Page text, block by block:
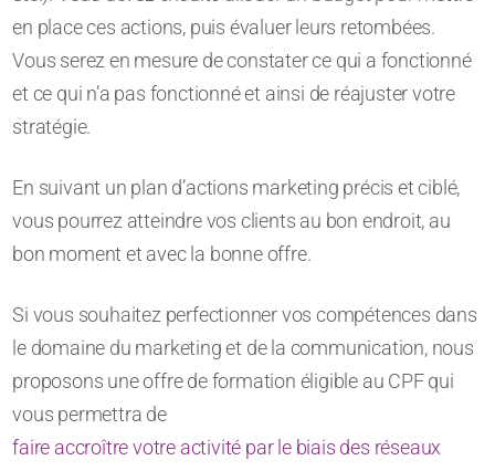
en place ces actions, puis évaluer leurs retombées.
Vous serez en mesure de constater ce qui a fonctionné
et ce qui n’a pas fonctionné et ainsi de réajuster votre
stratégie.
En suivant un plan d’actions marketing précis et ciblé,
vous pourrez atteindre vos clients au bon endroit, au
bon moment et avec la bonne offre.
Si vous souhaitez perfectionner vos compétences dans
le domaine du marketing et de la communication, nous
proposons une offre de formation éligible au CPF qui
vous permettra de
faire accroître votre activité par le biais des réseaux